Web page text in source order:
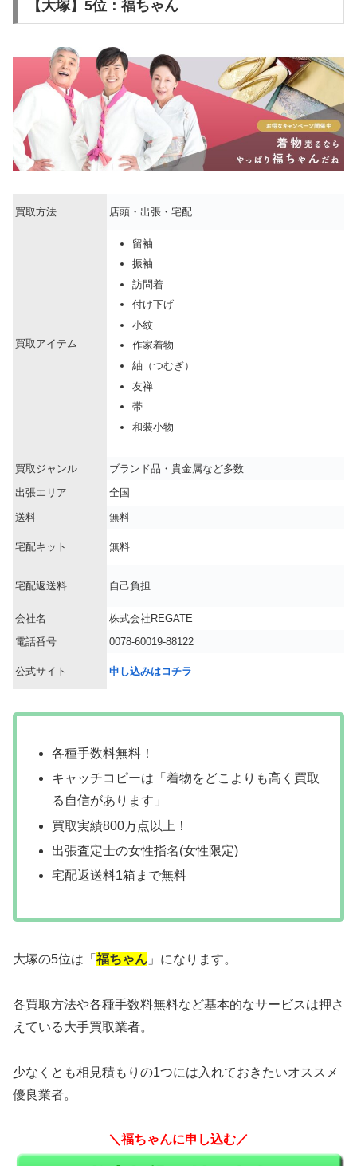
【大塚】5位：福ちゃん
買取方法 店頭・出張・宅配
買取アイテム
留袖
振袖
訪問着
付け下げ
小紋
作家着物
紬（つむぎ）
友禅
帯
和装小物
買取ジャンル
ブランド品・貴金属など多数
出張エリア
全国
送料 無料
宅配キット 無料
宅配返送料 自己負担
会社名
株式会社REGATE
電話番号
0078-60019-88122
公式サイト 申し込みはコチラ
各種手数料無料！
キャッチコピーは「着物をどこよりも高く買取
る自信があります」
買取実績800万点以上！
出張査定士の女性指名(女性限定)
宅配返送料1箱まで無料
大塚の5位は「 福ちゃん 」になります。
各買取方法や各種手数料無料など基本的なサービスは押さ
えている大手買取業者。
少なくとも相見積もりの1つには入れておきたいオススメ
優良業者。
＼福ちゃんに申し込む／